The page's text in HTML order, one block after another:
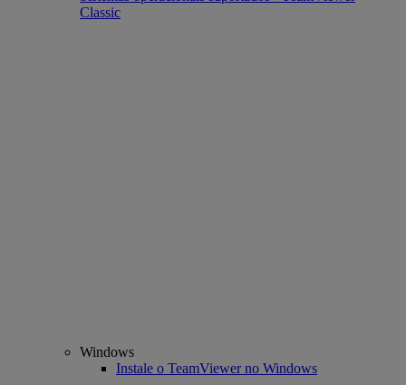
Classic
Windows
Instale o TeamViewer no Windows